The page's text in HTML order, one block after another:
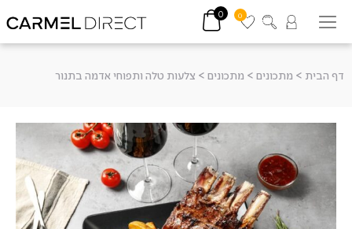
0
0
דף הבית > מתכונים > מתכונים > צלעות טלה ותפוחי אדמה בתנור